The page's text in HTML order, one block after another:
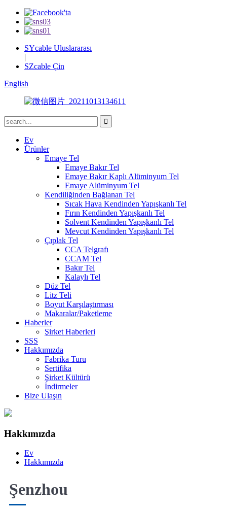
SYcable Uluslararası
|
SZcable Çin
English
Ev
Ürünler
Emaye Tel
Emaye Bakır Tel
Emaye Bakır Kaplı Alüminyum Tel
Emaye Alüminyum Tel
Kendiliğinden Bağlanan Tel
Sıcak Hava Kendinden Yapışkanlı Tel
Fırın Kendinden Yapışkanlı Tel
Solvent Kendinden Yapışkanlı Tel
Mevcut Kendinden Yapışkanlı Tel
Çıplak Tel
CCA Telgrafı
CCAM Tel
Bakır Tel
Kalaylı Tel
Düz Tel
Litz Teli
Boyut Karşılaştırması
Makaralar/Paketleme
Haberler
Şirket Haberleri
SSS
Hakkımızda
Fabrika Turu
Sertifika
Şirket Kültürü
İndirmeler
Bize Ulaşın
Hakkımızda
Ev
Hakkımızda
Şenzhou